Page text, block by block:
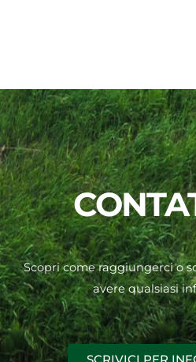
Scopri come raggiungerci o
avere qualsiasi
SCRIVICI PER